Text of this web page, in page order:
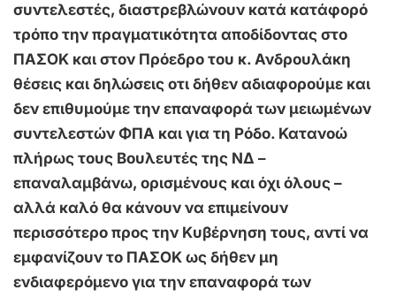
συντελεστές, διαστρεβλώνουν κατά κατάφορό
τρόπο την πραγματικότητα αποδίδοντας στο
ΠΑΣΟΚ και στον Πρόεδρο του κ. Ανδρουλάκη
θέσεις και δηλώσεις οτι δήθεν αδιαφορούμε και
δεν επιθυμούμε την επαναφορά των μειωμένων
συντελεστών ΦΠΑ και για τη Ρόδο. Κατανοώ
πλήρως τους Βουλευτές της ΝΔ –
επαναλαμβάνω, ορισμένους και όχι όλους –
αλλά καλό θα κάνουν να επιμείνουν
περισσότερο προς την Κυβέρνηση τους, αντί να
εμφανίζουν το ΠΑΣΟΚ ως δήθεν μη
ενδιαφερόμενο για την επαναφορά των